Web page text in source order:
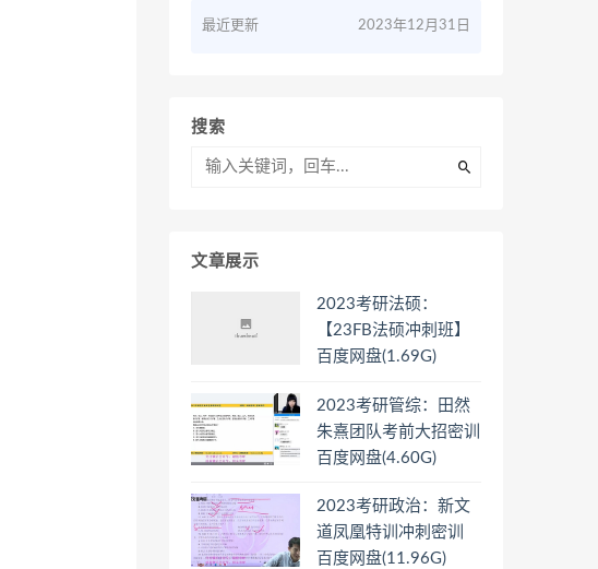
最近更新 2023年12月31日
搜索
文章展示
2023考研法硕：
【23FB法硕冲刺班】
百度网盘(1.69G)
2023考研管综：田然
朱熹团队考前大招密训
百度网盘(4.60G)
2023考研政治：新文
道凤凰特训冲刺密训
百度网盘(11.96G)